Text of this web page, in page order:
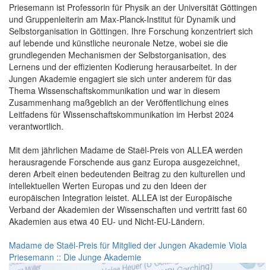
Priesemann ist Professorin für Physik an der Universität Göttingen
und Gruppenleiterin am Max-Planck-Institut für Dynamik und
Selbstorganisation in Göttingen. Ihre Forschung konzentriert sich
auf lebende und künstliche neuronale Netze, wobei sie die
grundlegenden Mechanismen der Selbstorganisation, des
Lernens und der effizienten Kodierung herausarbeitet. In der
Jungen Akademie engagiert sie sich unter anderem für das
Thema Wissenschaftskommunikation und war in diesem
Zusammenhang maßgeblich an der Veröffentlichung eines
Leitfadens für Wissenschaftskommunikation im Herbst 2024
verantwortlich.
Mit dem jährlichen Madame de Staël-Preis von ALLEA werden
herausragende Forschende aus ganz Europa ausgezeichnet,
deren Arbeit einen bedeutenden Beitrag zu den kulturellen und
intellektuellen Werten Europas und zu den Ideen der
europäischen Integration leistet. ALLEA ist der Europäische
Verband der Akademien der Wissenschaften und vertritt fast 60
Akademien aus etwa 40 EU- und Nicht-EU-Ländern.
Madame de Staël-Preis für Mitglied der Jungen Akademie Viola
Priesemann :: Die Junge Akademie